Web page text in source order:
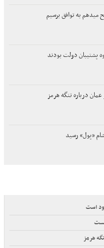
میدهم به توافق برسیم
پشتیبان دولت بودند
درباره تنگه هرمز
«پول» رسید
است
هرمز